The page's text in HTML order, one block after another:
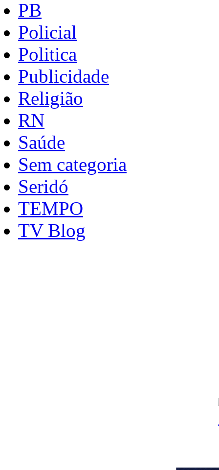
PB
Policial
Politica
Publicidade
Religião
RN
Saúde
Sem categoria
Seridó
TEMPO
TV Blog